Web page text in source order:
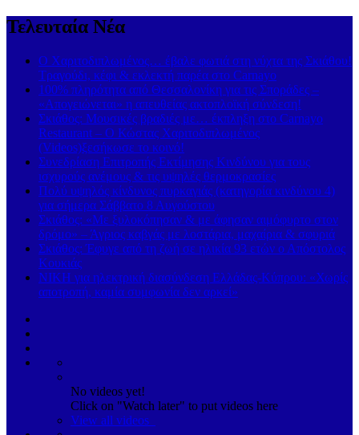
Τελευταία Νέα
Ο Χαριτοδιπλωμένος… έβαλε φωτιά στη νύχτα της Σκιάθου!
Τραγούδι, κέφι & εκλεκτή παρέα στο Carnayo
100% πληρότητα από Θεσσαλονίκη για τις Σποράδες –
«Απογειώνεται» η απευθείας ακτοπλοϊκή σύνδεση!
Σκιάθος: Μουσικές βραδιές με… έκπληξη στο Carnayo
Restaurant – Ο Κώστας Χαριτοδιπλωμένος
(Videos)ξεσήκωσε το κοινό!
Συνεδρίαση Επιτροπής Εκτίμησης Κινδύνου για τους
ισχυρούς ανέμους & τις υψηλές θερμοκρασίες
Πολύ υψηλός κίνδυνος πυρκαγιάς (κατηγορία κινδύνου 4)
για σήμερα Σάββατο 8 Αυγούστου
Σκιάθος: «Με ξυλοκόπησαν & με άφησαν αιμόφυρτο στον
δρόμο» – Άγριος καβγάς με λοστάρια, μαχαίρια & σφυριά
Σκιάθος: Έφυγε από τη ζωή σε ηλικία 93 ετών ο Απόστολος
Κουκιάς
ΝΙΚΗ για ηλεκτρική διασύνδεση Ελλάδας-Κύπρου: «Χωρίς
αποτροπή, καμία συμφωνία δεν αρκεί»
No videos yet!
Click on "Watch later" to put videos here
View all videos